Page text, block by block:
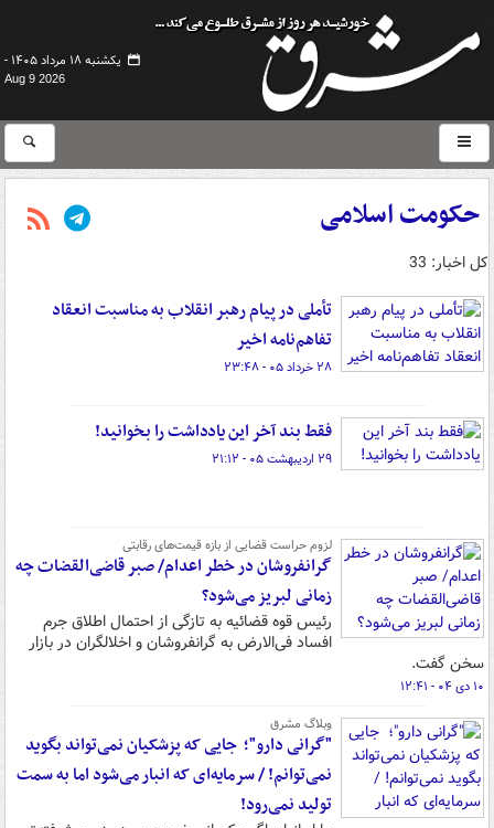
یکشنبه ۱۸ مرداد ۱۴۰۵ -
Aug 9 2026
حکومت اسلامی
کل اخبار: 33
تأملی در پیام رهبر انقلاب به مناسبت انعقاد
تفاهم‌نامه اخیر
۲۸ خرداد ۰۵ - ۲۳:۴۸
فقط بند آخر این یادداشت را بخوانید!
۲۹ اردیبهشت ۰۵ - ۲۱:۱۲
لزوم حراست قضایی از بازه قیمت‌های رقابتی
گرانفروشان در خطر اعدام/ صبر قاضی‌القضات چه
زمانی لبریز می‌شود؟
رئیس قوه قضائیه به تازگی از احتمال اطلاق جرم
افساد فی‌الارض به گرانفروشان و اخلالگران در بازار
سخن گفت.
۱۰ دی ۰۴ - ۱۲:۴۱
وبلاگ مشرق
"گرانی دارو"؛ ‌ جایی که پزشکیان نمی‌تواند بگوید
نمی‌توانم! / سرمایه‌ای که انبار می‌شود اما به سمت
تولید نمی‌رود!